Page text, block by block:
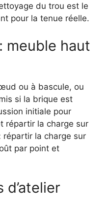
du trou est le
pour la tenue réelle.
meuble haut
ou à bascule, ou
si la brique est
initiale pour
répartir la charge sur
répartir la charge sur
par point et
d’atelier